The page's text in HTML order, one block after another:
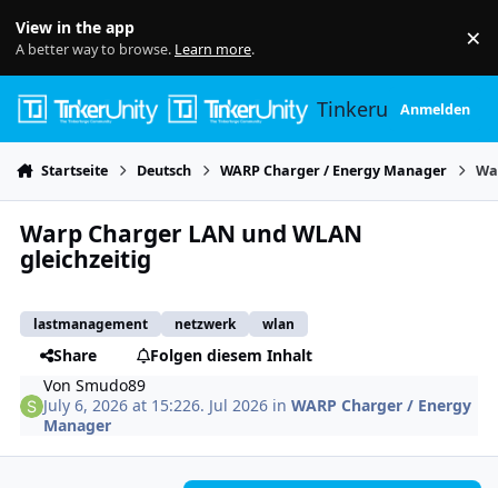
View in the app
A better way to browse. Learn more. ×
TinkerunityAnmelden
Startseite Deutsch WARP Charger / Energy Manager
Warp Charger LAN und WLAN
gleichzeitig
lastmanagement netzwerk wlan
Share
Folgen diesem Inhalt
VonSmudo89
July 6, 2026 at 15:226. Jul 2026 inWARP Charger / Energy
Manager